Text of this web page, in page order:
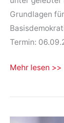
Grundlagen
Termin:
Workshop
AG
Mehr lesen >>